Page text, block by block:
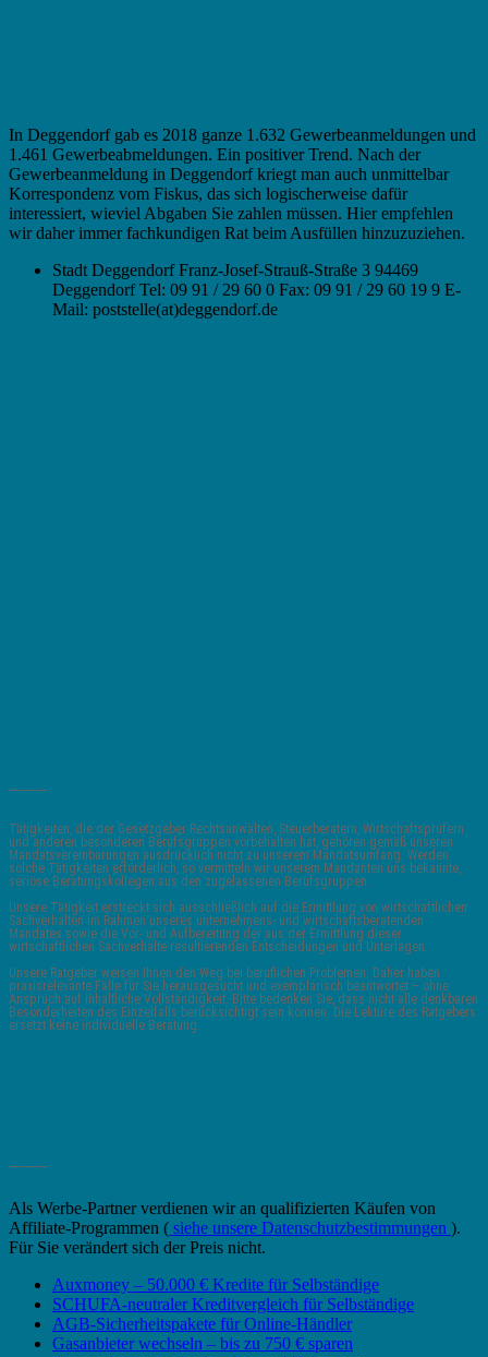
In Deggendorf gab es 2018 ganze 1.632 Gewerbeanmeldungen und
1.461 Gewerbeabmeldungen. Ein positiver Trend. Nach der
Gewerbeanmeldung in Deggendorf kriegt man auch unmittelbar
Korrespondenz vom Fiskus, das sich logischerweise dafür
interessiert, wieviel Abgaben Sie zahlen müssen. Hier empfehlen
wir daher immer fachkundigen Rat beim Ausfüllen hinzuzuziehen.
Stadt Deggendorf Franz-Josef-Strauß-Straße 3 94469
Deggendorf Tel: 09 91 / 29 60 0 Fax: 09 91 / 29 60 19 9 E-
Mail: poststelle(at)deggendorf.de
Tätigkeiten, die der Gesetzgeber Rechtsanwälten, Steuerberatern, Wirtschaftsprüfern
und anderen besonderen Berufsgruppen vorbehalten hat, gehören gemäß unseren
Mandatsvereinbarungen ausdrücklich nicht zu unserem Mandatsumfang. Werden
solche Tätigkeiten erforderlich, so vermitteln wir unserem Mandanten uns bekannte,
seriöse Beratungskollegen aus den zugelassenen Berufsgruppen.
Unsere Tätigkeit erstreckt sich ausschließlich auf die Ermittlung von wirtschaftlichen
Sachverhalten im Rahmen unseres unternehmens- und wirtschaftsberatenden
Mandates sowie die Vor- und Aufbereitung der aus der Ermittlung dieser
wirtschaftlichen Sachverhalte resultierenden Entscheidungen und Unterlagen.
Unsere Ratgeber weisen Ihnen den Weg bei beruflichen Problemen. Daher haben
praxisrelevante Fälle für Sie herausgesucht und exemplarisch beantwortet – ohne
Anspruch auf inhaltliche Vollständigkeit. Bitte bedenken Sie, dass nicht alle denkbaren
Besonderheiten des Einzelfalls berücksichtigt sein können. Die Lektüre des Ratgebers
ersetzt keine individuelle Beratung.
Als Werbe-Partner verdienen wir an qualifizierten Käufen von
Affiliate-Programmen ( siehe unsere Datenschutzbestimmungen ).
Für Sie verändert sich der Preis nicht.
Auxmoney – 50.000 € Kredite für Selbständige
SCHUFA-neutraler Kreditvergleich für Selbständige
AGB-Sicherheitspakete für Online-Händler
Gasanbieter wechseln – bis zu 750 € sparen